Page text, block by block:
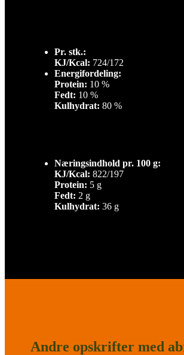
Pr. stk.:
KJ/Kcal: 724/172
Energifordeling:
Protein: 10 %
Fedt: 10 %
Kulhydrat: 80 %
Næringsindhold pr. 100 g:
KJ/Kcal: 822/197
Protein: 5 g
Fedt: 2 g
Kulhydrat: 36 g
Andre opskrifter med